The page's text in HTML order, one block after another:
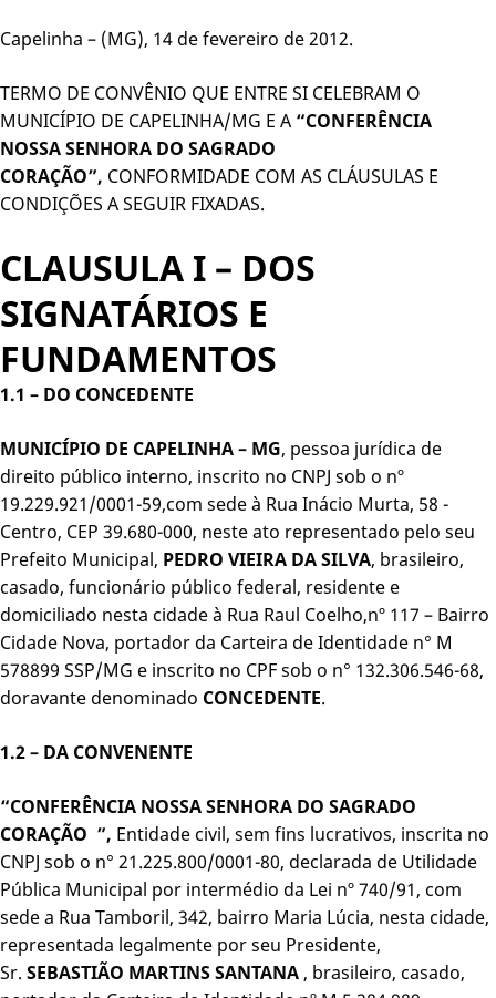
Capelinha – (MG), 14 de fevereiro de 2012.
TERMO DE CONVÊNIO QUE ENTRE SI CELEBRAM O
MUNICÍPIO DE CAPELINHA/MG E A “CONFERÊNCIA
NOSSA SENHORA DO SAGRADO
CORAÇÃO”, CONFORMIDADE COM AS CLÁUSULAS E
CONDIÇÕES A SEGUIR FIXADAS.
CLAUSULA I – DOS
SIGNATÁRIOS E
FUNDAMENTOS
1.1 – DO CONCEDENTE
MUNICÍPIO DE CAPELINHA – MG, pessoa jurídica de
direito público interno, inscrito no CNPJ sob o nº
19.229.921/0001-59,com sede à Rua Inácio Murta, 58 -
Centro, CEP 39.680-000, neste ato representado pelo seu
Prefeito Municipal, PEDRO VIEIRA DA SILVA, brasileiro,
casado, funcionário público federal, residente e
domiciliado nesta cidade à Rua Raul Coelho,nº 117 – Bairro
Cidade Nova, portador da Carteira de Identidade n° M
578899 SSP/MG e inscrito no CPF sob o n° 132.306.546-68,
doravante denominado CONCEDENTE.
1.2 – DA CONVENENTE
“CONFERÊNCIA NOSSA SENHORA DO SAGRADO
CORAÇÃO ”, Entidade civil, sem fins lucrativos, inscrita no
CNPJ sob o n° 21.225.800/0001-80, declarada de Utilidade
Pública Municipal por intermédio da Lei nº 740/91, com
sede a Rua Tamboril, 342, bairro Maria Lúcia, nesta cidade,
representada legalmente por seu Presidente,
Sr. SEBASTIÃO MARTINS SANTANA , brasileiro, casado,